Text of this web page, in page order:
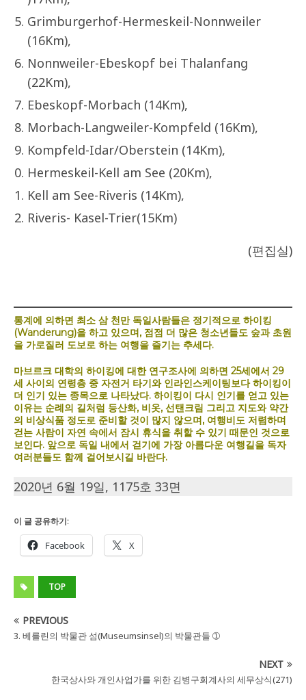
Grimburgerhof-Hermeskeil-Nonnweiler
(16Km),
Nonnweiler-Ebeskopf bei Thalanfang
(22Km),
Ebeskopf-Morbach (14Km),
Morbach-Langweiler-Kompfeld (16Km),
Kompfeld-Idar/Oberstein (14Km),
Hermeskeil-Kell am See (20Km),
Kell am See-Riveris (14Km),
Riveris- Kasel-Trier(15Km)
(편집실)
통계에 의하면 최소 삼 천만 독일사람들은 정기적으로 하이킹
(Wanderung)을 하고 있으며, 점점 더 많은 청소년들도 숲과 초원
을 가로질러 도보로 하는 여행을 즐기는 추세다.
마브르크 대학의 하이킹에 대한 연구조사에 의하면 25세에서 29
세 사이의 연령층 중 자전거 타기와 인라인스케이팅보다 하이킹이
더 인기 있는 종목으로 나타났다. 하이킹이 다시 인기를 얻고 있는
이유는 순례의 길처럼 등산화, 비옷, 선탠크림 그리고 지도와 약간
의 비상식품 정도로 준비할 것이 많지 않으며, 여행비도 저렴하며
걷는 사람이 자연 속에서 잠시 휴식을 취할 수 있기 때문인 것으로
보인다. 앞으로 독일 내에서 걷기에 가장 아름다운 여행길을 독자
여러분들도 함께 걸어보시길 바란다.
2020년 6월 19일, 1175호 33면
이 글 공유하기:
Facebook X
TOP
PREVIOUS
3. 베를린의 박물관 섬(Museumsinsel)의 박물관들 ➀
NEXT
한국상사와 개인사업가를 위한 김병구회계사의 세무상식(271)